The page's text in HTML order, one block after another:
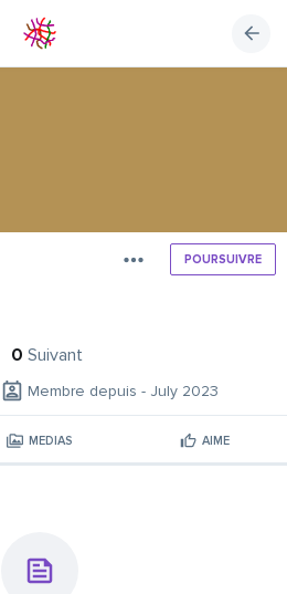
POURSUIVRE
0 Suivant
Membre depuis - July 2023
MÉDIAS AIME